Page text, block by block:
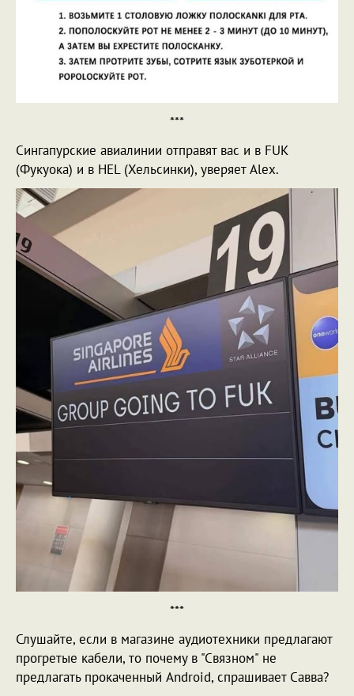
***
Сингапурские авиалинии отправят вас и в FUK
(Фукуока) и в HEL (Хельсинки), уверяет Alex.
***
Слушайте, если в магазине аудиотехники предлагают
прогретые кабели, то почему в "Связном" не
предлагать прокаченный Android, спрашивает Савва?